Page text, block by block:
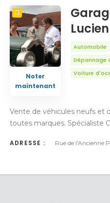
NOMBRE 5
Noter
maintenant
Lucien
Automobile
Dépannage
Voiture
Vente de véhicules neufs et
toutes marques. Spécialiste
ADRESSE : Rue de l'Ancienne